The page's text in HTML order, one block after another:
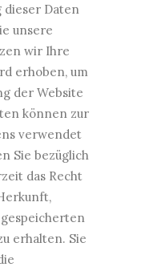
dieser Daten
unsere
wir Ihre
erhoben, um
der Website
können zur
verwendet
Sie bezüglich
das Recht
erhalten. Sie